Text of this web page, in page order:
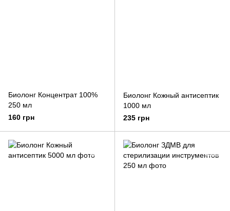
Биолонг Концентрат 100%
250 мл
160 грн
Биолонг Кожный антисептик
1000 мл
235 грн